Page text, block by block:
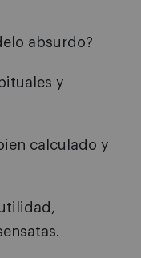
absurdo?
y
calculado y